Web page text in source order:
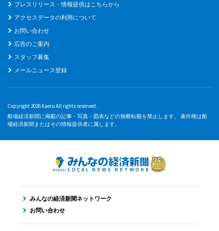
プレスリリース・情報提供はこちらから
アクセスデータの利用について
お問い合わせ
広告のご案内
スタッフ募集
メールニュース登録
Copyright 2026 Kaeru All rights reserved.
船場経済新聞に掲載の記事・写真・図表などの無断転載を禁止します。 著作権は船
場経済新聞またはその情報提供者に属します。
みんなの経済新聞ネットワーク
お問い合わせ